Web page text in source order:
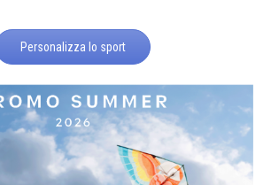
Personalizza lo sport